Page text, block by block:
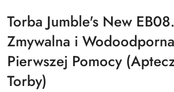
Torba Jumble's New
Zmywalna i
Pierwszej Pomocy
Torby)